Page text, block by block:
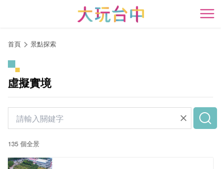
開
首頁 景點探索
虛擬實境
135 個全景